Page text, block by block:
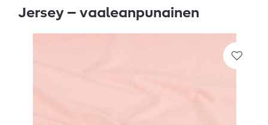
Jersey – vaaleanpunainen